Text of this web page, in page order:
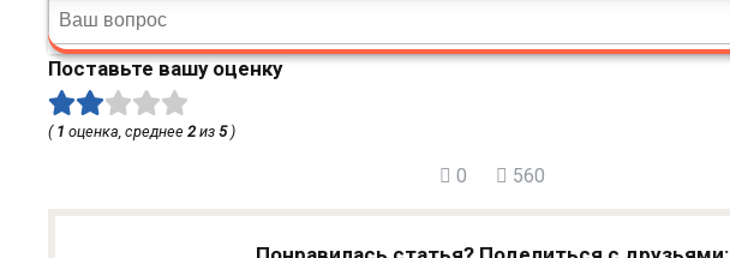
Поставьте вашу оценку
( 1 оценка, среднее 2 из 5)
0 560